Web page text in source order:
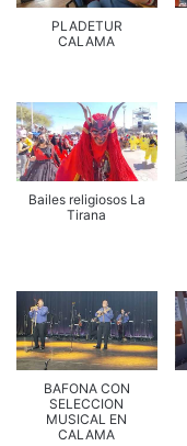
PLADETUR
CALAMA
Bailes religiosos La
Tirana
BAFONA CON
SELECCION
MUSICAL EN
CALAMA